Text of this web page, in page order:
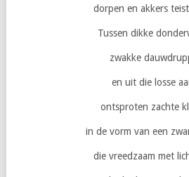
dorpen en akkers
Tussen dikke
zwakke
en uit die losse
ontsproten zachte
in de vorm van een
die vreedzaam met